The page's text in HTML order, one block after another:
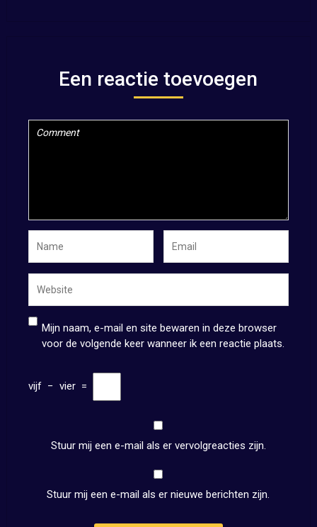
Een reactie toevoegen
Mijn naam, e-mail en site bewaren in deze browser
voor de volgende keer wanneer ik een reactie plaats.
vijf − vier =
Stuur mij een e-mail als er vervolgreacties zijn.
Stuur mij een e-mail als er nieuwe berichten zijn.